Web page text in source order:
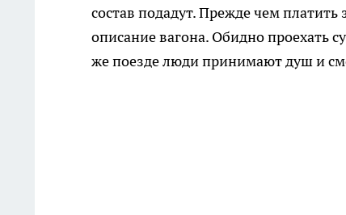
состав подадут. Прежде чем
описание вагона. Обидно проехать
же поезде люди принимают душ и